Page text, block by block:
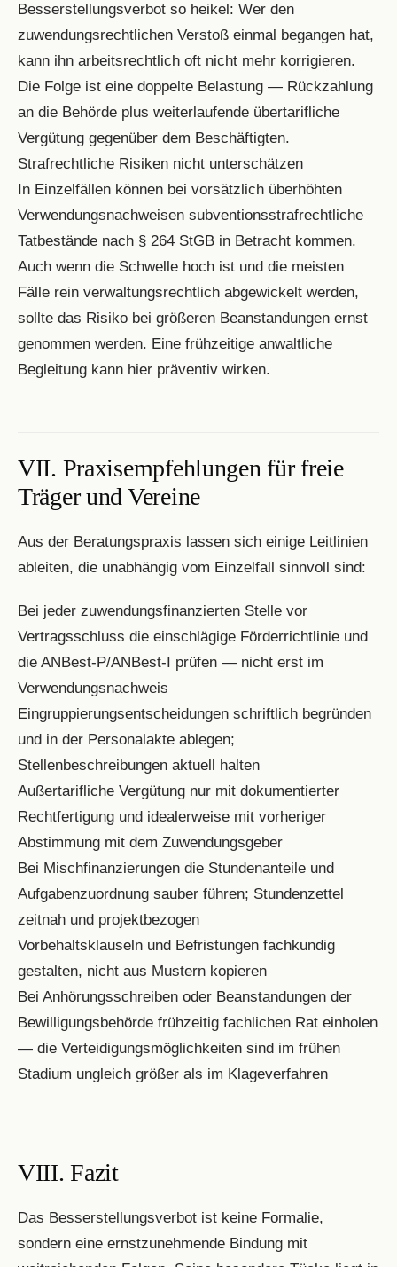
Besserstellungsverbot so heikel: Wer den
zuwendungsrechtlichen Verstoß einmal begangen hat,
kann ihn arbeitsrechtlich oft nicht mehr korrigieren.
Die Folge ist eine doppelte Belastung — Rückzahlung
an die Behörde plus weiterlaufende übertarifliche
Vergütung gegenüber dem Beschäftigten.
Strafrechtliche Risiken nicht unterschätzen
In Einzelfällen können bei vorsätzlich überhöhten
Verwendungsnachweisen subventionsstrafrechtliche
Tatbestände nach § 264 StGB in Betracht kommen.
Auch wenn die Schwelle hoch ist und die meisten
Fälle rein verwaltungsrechtlich abgewickelt werden,
sollte das Risiko bei größeren Beanstandungen ernst
genommen werden. Eine frühzeitige anwaltliche
Begleitung kann hier präventiv wirken.
VII. Praxisempfehlungen für freie
Träger und Vereine
Aus der Beratungspraxis lassen sich einige Leitlinien
ableiten, die unabhängig vom Einzelfall sinnvoll sind:
Bei jeder zuwendungsfinanzierten Stelle vor
Vertragsschluss die einschlägige Förderrichtlinie und
die ANBest-P/ANBest-I prüfen — nicht erst im
Verwendungsnachweis
Eingruppierungsentscheidungen schriftlich begründen
und in der Personalakte ablegen;
Stellenbeschreibungen aktuell halten
Außertarifliche Vergütung nur mit dokumentierter
Rechtfertigung und idealerweise mit vorheriger
Abstimmung mit dem Zuwendungsgeber
Bei Mischfinanzierungen die Stundenanteile und
Aufgabenzuordnung sauber führen; Stundenzettel
zeitnah und projektbezogen
Vorbehaltsklauseln und Befristungen fachkundig
gestalten, nicht aus Mustern kopieren
Bei Anhörungsschreiben oder Beanstandungen der
Bewilligungsbehörde frühzeitig fachlichen Rat einholen
— die Verteidigungsmöglichkeiten sind im frühen
Stadium ungleich größer als im Klageverfahren
VIII. Fazit
Das Besserstellungsverbot ist keine Formalie,
sondern eine ernstzunehmende Bindung mit